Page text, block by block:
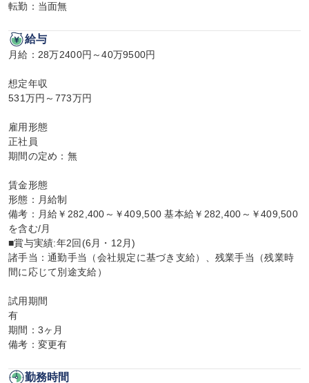
転勤：当面無
給与
月給：28万2400円～40万9500円
想定年収
531万円～773万円
雇用形態
正社員
期間の定め：無
賃金形態
形態：月給制
備考：月給￥282,400～￥409,500 基本給￥282,400～￥409,500
を含む/月
■賞与実績:年2回(6月・12月)
諸手当：通勤手当（会社規定に基づき支給）、残業手当（残業時
間に応じて別途支給）
試用期間
有
期間：3ヶ月
備考：変更有
勤務時間